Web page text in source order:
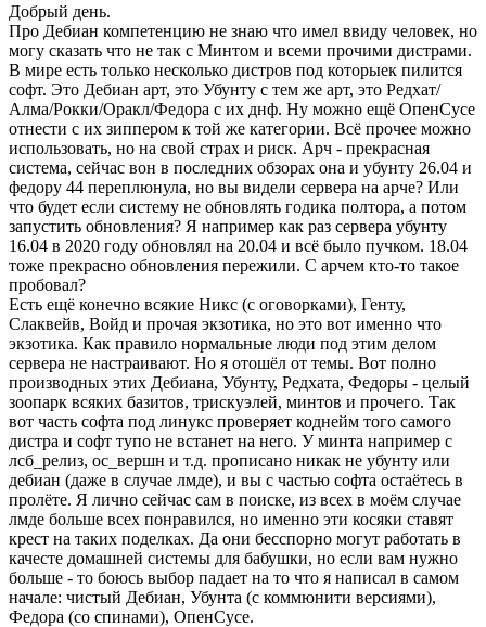
Добрый день.
Про Дебиан компетенцию не знаю что имел ввиду человек, но
могу сказать что не так с Минтом и всеми прочими дистрами.
В мире есть только несколько дистров под которыек пилится
софт. Это Дебиан арт, это Убунту с тем же арт, это Редхат/
Алма/Рокки/Оракл/Федора с их днф. Ну можно ещё ОпенСусе
отнести с их зиппером к той же категории. Всё прочее можно
использовать, но на свой страх и риск. Арч - прекрасная
система, сейчас вон в последних обзорах она и убунту 26.04 и
федору 44 переплюнула, но вы видели сервера на арче? Или
что будет если систему не обновлять годика полтора, а потом
запустить обновления? Я например как раз сервера убунту
16.04 в 2020 году обновлял на 20.04 и всё было пучком. 18.04
тоже прекрасно обновления пережили. С арчем кто-то такое
пробовал?
Есть ещё конечно всякие Никс (с оговорками), Генту,
Слаквейв, Войд и прочая экзотика, но это вот именно что
экзотика. Как правило нормальные люди под этим делом
сервера не настраивают. Но я отошёл от темы. Вот полно
производных этих Дебиана, Убунту, Редхата, Федоры - целый
зоопарк всяких базитов, трискуэлей, минтов и прочего. Так
вот часть софта под линукс проверяет коднейм того самого
дистра и софт тупо не встанет на него. У минта например с
лсб_релиз, ос_вершн и т.д. прописано никак не убунту или
дебиан (даже в случае лмде), и вы с частью софта остаётесь в
пролёте. Я лично сейчас сам в поиске, из всех в моём случае
лмде больше всех понравился, но именно эти косяки ставят
крест на таких поделках. Да они бесспорно могут работать в
качесте домашней системы для бабушки, но если вам нужно
больше - то боюсь выбор падает на то что я написал в самом
начале: чистый Дебиан, Убунта (с коммюнити версиями),
Федора (со спинами), ОпенСусе.